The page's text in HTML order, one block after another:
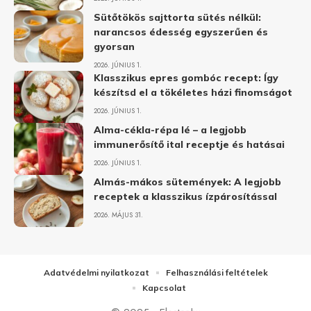
Sütőtökös sajttorta sütés nélkül:
narancsos édesség egyszerűen és
gyorsan
2026. JÚNIUS 1.
Klasszikus epres gombóc recept: Így
készítsd el a tökéletes házi finomságot
2026. JÚNIUS 1.
Alma-cékla-répa lé – a legjobb
immunerősítő ital receptje és hatásai
2026. JÚNIUS 1.
Almás-mákos sütemények: A legjobb
receptek a klasszikus ízpárosítással
2026. MÁJUS 31.
Adatvédelmi nyilatkozat
Felhasználási feltételek
Kapcsolat